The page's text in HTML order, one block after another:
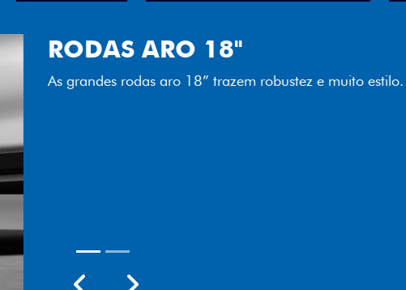
FAROL FULL LED
Tecnologia dos faróis totalmente em LED garante melhor
PreviousNext